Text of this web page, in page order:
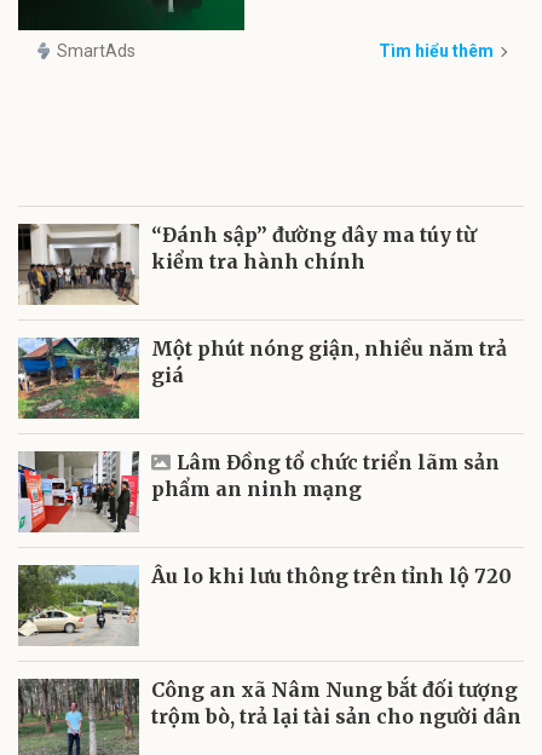
SmartAds Tìm hiểu thêm
“Đánh sập” đường dây ma túy từ
kiểm tra hành chính
Một phút nóng giận, nhiều năm trả
giá
Lâm Đồng tổ chức triển lãm sản
phẩm an ninh mạng
Âu lo khi lưu thông trên tỉnh lộ 720
Công an xã Nâm Nung bắt đối tượng
trộm bò, trả lại tài sản cho người dân